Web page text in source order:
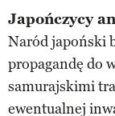
Japończycy
Naród japoński
propagandę do
samurajskimi
ewentualnej